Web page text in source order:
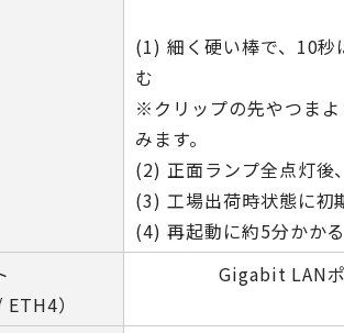
(1) 細く硬い棒で、10秒
む
※クリップの先やつま
みます。
(2) 正面ランプ全点灯後
(3) 工場出荷時状態に初
(4) 再起動に約5分かかる
）
Gigabit LAN